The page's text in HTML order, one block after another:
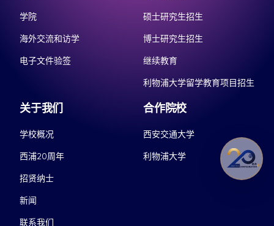
学院
海外交流和访学
电子文件验签
硕士研究生招生
博士研究生招生
继续教育
利物浦大学留学教育项目招生
关于我们
学校概况
西浦20周年
招贤纳士
新闻
联系我们
合作院校
西安交通大学
利物浦大学